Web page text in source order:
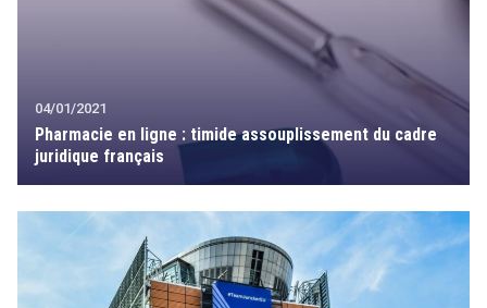
04/01/2021
Pharmacie en ligne : timide assouplissement du cadre
juridique français